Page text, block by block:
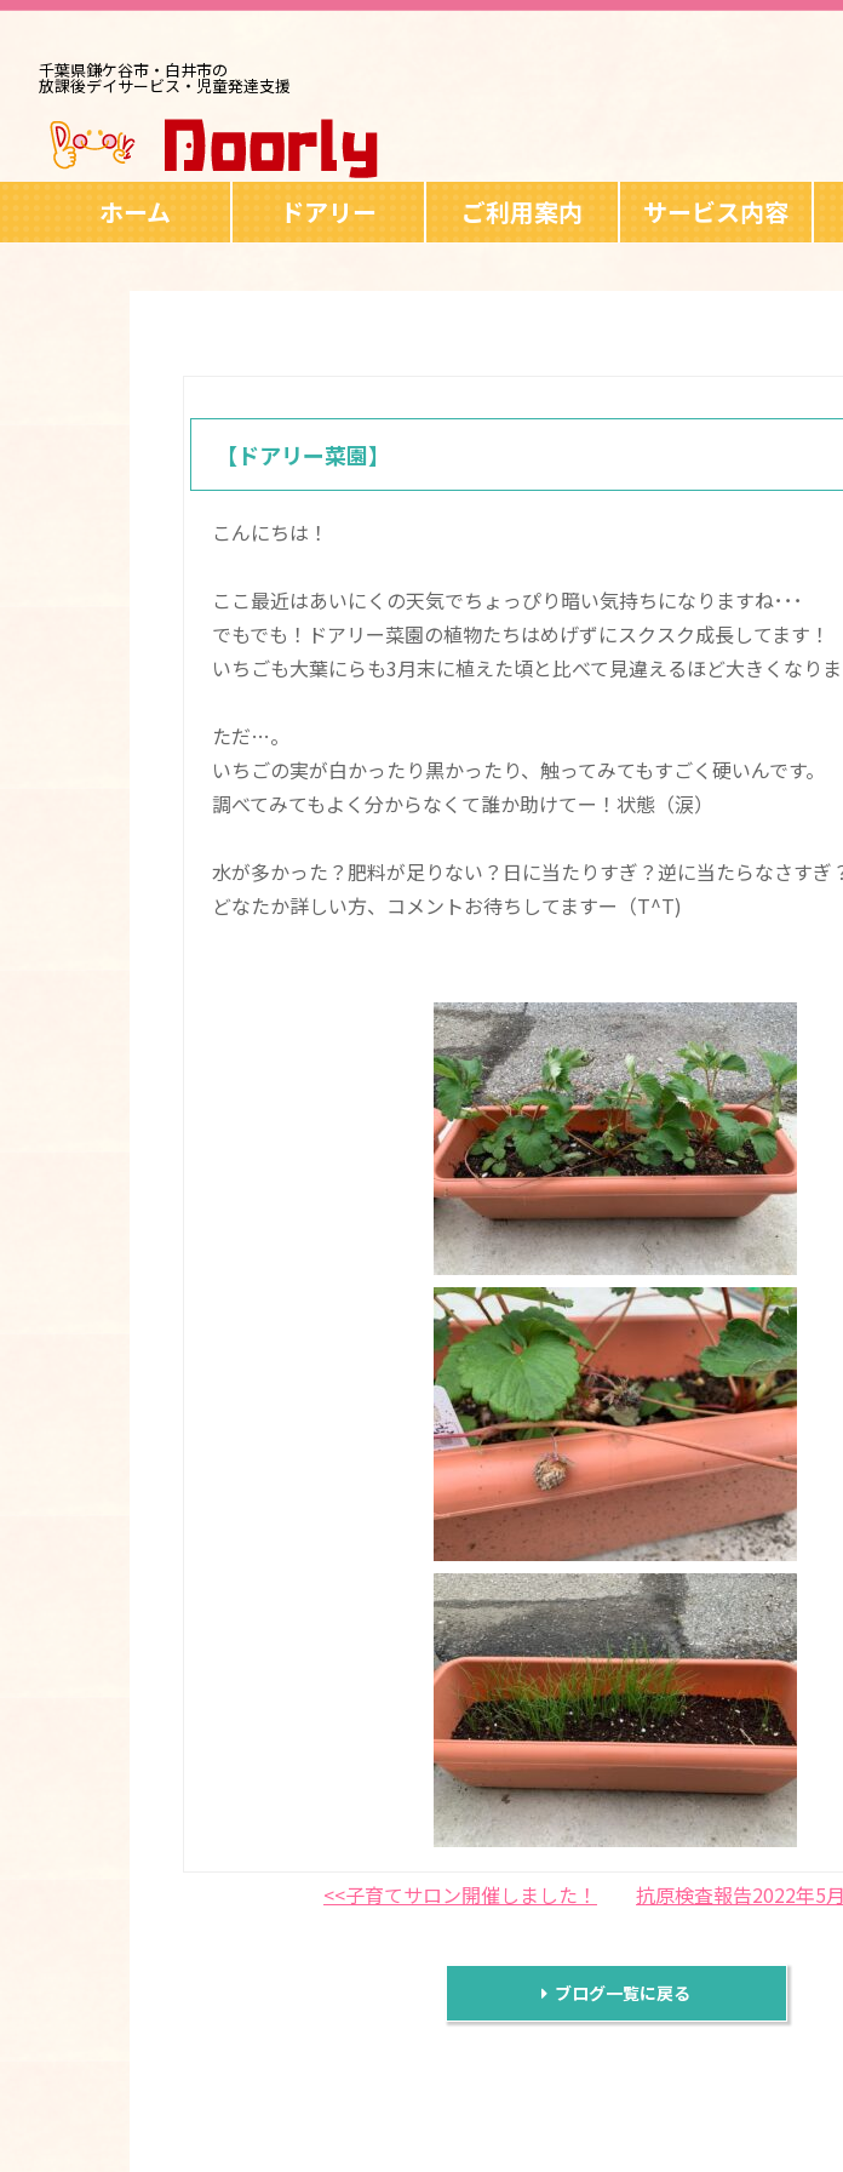
千葉県鎌ケ谷市・白井市の
放課後デイサービス・児童発達支援
ホーム ドアリー ご利用案内 サービス内容
【ドアリー菜園】
こんにちは！
ここ最近はあいにくの天気でちょっぴり暗い気持ちになりますね･･･
でもでも！ドアリー菜園の植物たちはめげずにスクスク成長してます！
いちごも大葉にらも3月末に植えた頃と比べて見違えるほど大きくなり
ただ…。
いちごの実が白かったり黒かったり、触ってみてもすごく硬いんです。
調べてみてもよく分からなくて誰か助けてー！状態（涙）
水が多かった？肥料が足りない？日に当たりすぎ？逆に当たらなさすぎ
どなたか詳しい方、コメントお待ちしてますー（T^T)
<<子育てサロン開催しました！ 抗原検査報告2022年5
ブログ一覧に戻る